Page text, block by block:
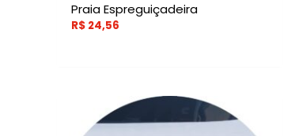
Praia Espreguiçadeira
R$ 24,56